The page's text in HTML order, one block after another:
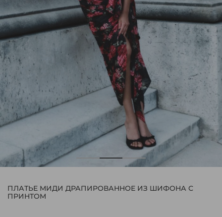
ПЛАТЬЕ МИДИ ДРАПИРОВАННОЕ ИЗ ШИФОНА С
ПРИНТОМ